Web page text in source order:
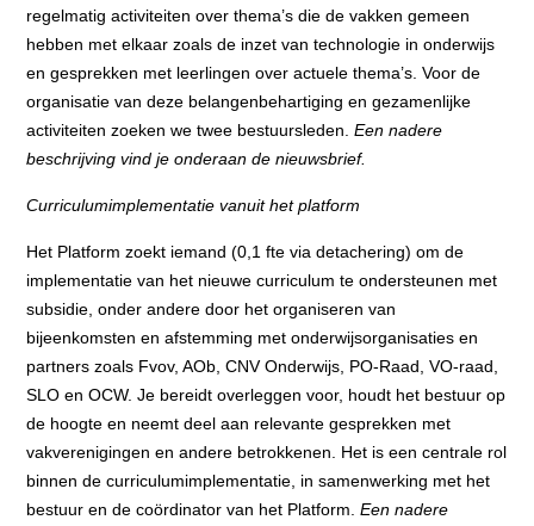
regelmatig activiteiten over thema’s die de vakken gemeen
hebben met elkaar zoals de inzet van technologie in onderwijs
en gesprekken met leerlingen over actuele thema’s. Voor de
organisatie van deze belangenbehartiging en gezamenlijke
activiteiten zoeken we twee bestuursleden.Een nadere
beschrijving vind je onderaan de nieuwsbrief.
Curriculumimplementatie vanuit het platform
Het Platform zoekt iemand (0,1 fte via detachering) om de
implementatie van het nieuwe curriculum te ondersteunen met
subsidie, onder andere door het organiseren van
bijeenkomsten en afstemming met onderwijsorganisaties en
partners zoals Fvov, AOb, CNV Onderwijs, PO-Raad, VO-raad,
SLO en OCW. Je bereidt overleggen voor, houdt het bestuur op
de hoogte en neemt deel aan relevante gesprekken met
vakverenigingen en andere betrokkenen. Het is een centrale rol
binnen de curriculumimplementatie, in samenwerking met het
bestuur en de coördinator van het Platform.Een nadere